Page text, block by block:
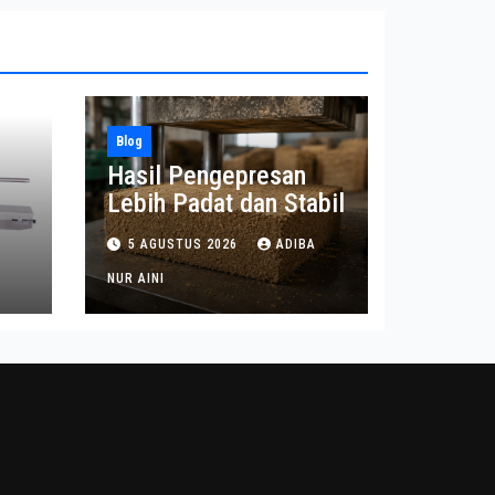
Blog
Hasil Pengepresan
Lebih Padat dan Stabil
5 AGUSTUS 2026 ADIBA
NUR AINI